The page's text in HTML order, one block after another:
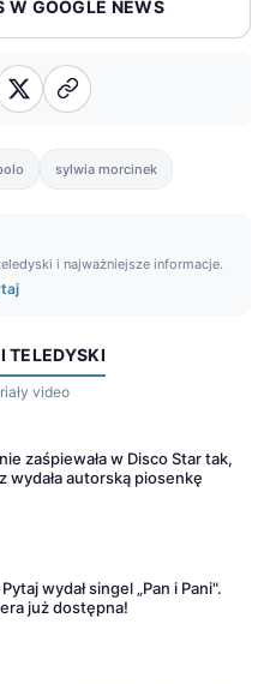
W GOOGLE NEWS
sylwia morcinek
i najważniejsze informacje.
TELEDYSKI
video
zaśpiewała w Disco Star tak,
wydała autorską piosenkę
wydał singel „Pan i Pani".
już dostępna!